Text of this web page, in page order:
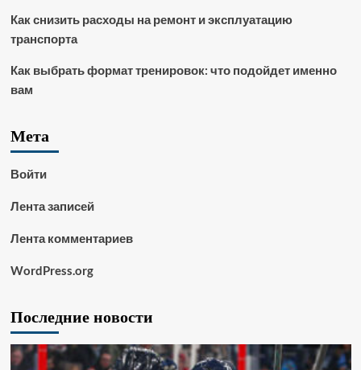
Как снизить расходы на ремонт и эксплуатацию
транспорта
Как выбрать формат тренировок: что подойдет именно
вам
Мета
Войти
Лента записей
Лента комментариев
WordPress.org
Последние новости